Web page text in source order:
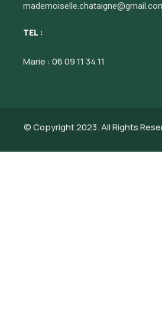
TEL :
Marie : 06 09 11 34 11
© Copyright 2023. All Rights